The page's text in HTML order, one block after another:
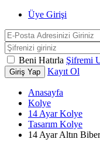
Üye Girişi
Beni Hatırla Şifremi
Giriş Yap Kayıt Ol
Anasayfa
Kolye
14 Ayar Kolye
Tasarım Kolye
14 Ayar Altın